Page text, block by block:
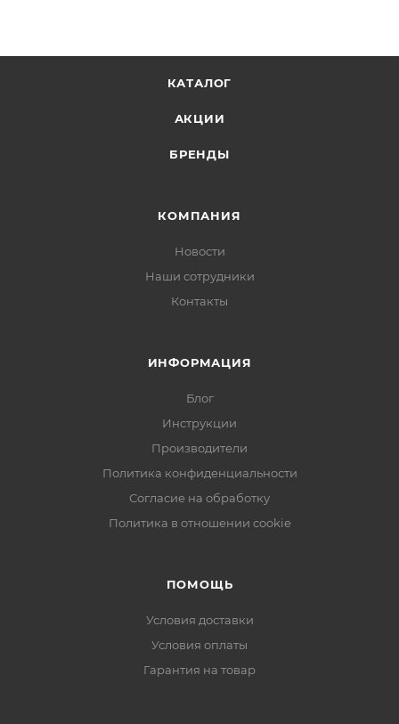
КАТАЛОГ
АКЦИИ
БРЕНДЫ
КОМПАНИЯ
Новости
Наши сотрудники
Контакты
ИНФОРМАЦИЯ
Блог
Инструкции
Производители
Политика конфиденциальности
Согласие на обработку
Политика в отношении cookie
ПОМОЩЬ
Условия доставки
Условия оплаты
Гарантия на товар